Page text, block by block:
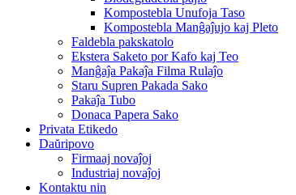
Kompostebla Unufoja Taso
Kompostebla Manĝaĵujo kaj Pleto
Faldebla pakskatolo
Ekstera Saketo por Kafo kaj Teo
Manĝaĵa Pakaĵa Filma Rulaĵo
Staru Supren Pakada Sako
Pakaĵa Tubo
Donaca Papera Sako
Privata Etikedo
Daŭripovo
Firmaaj novaĵoj
Industriaj novaĵoj
Kontaktu nin